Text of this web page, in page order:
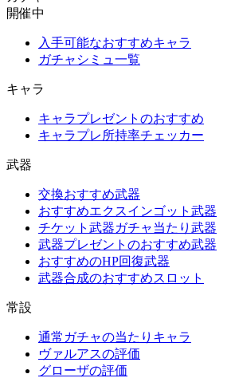
開催中
入手可能なおすすめキャラ
ガチャシミュ一覧
キャラ
キャラプレゼントのおすすめ
キャラプレ所持率チェッカー
武器
交換おすすめ武器
おすすめエクスインゴット武器
チケット武器ガチャ当たり武器
武器プレゼントのおすすめ武器
おすすめのHP回復武器
武器合成のおすすめスロット
常設
通常ガチャの当たりキャラ
ヴァルアスの評価
グローザの評価